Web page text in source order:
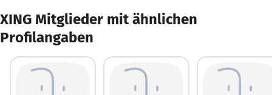
XING Mitglieder mit ähnlichen
Profilangaben